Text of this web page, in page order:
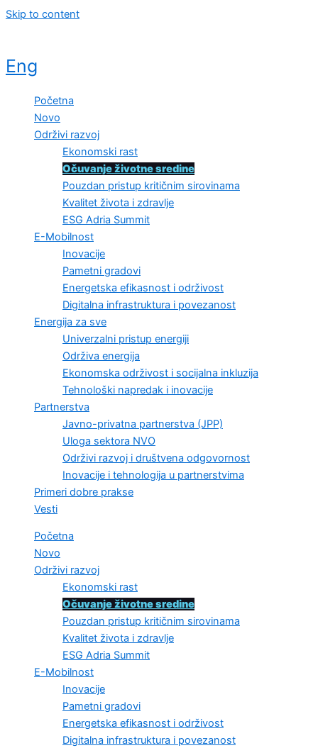
Skip to content
Eng
Početna
Novo
Održivi razvoj
Ekonomski rast
Očuvanje životne sredine
Pouzdan pristup kritičnim sirovinama
Kvalitet života i zdravlje
ESG Adria Summit
E-Mobilnost
Inovacije
Pametni gradovi
Energetska efikasnost i održivost
Digitalna infrastruktura i povezanost
Energija za sve
Univerzalni pristup energiji
Održiva energija
Ekonomska održivost i socijalna inkluzija
Tehnološki napredak i inovacije
Partnerstva
Javno-privatna partnerstva (JPP)
Uloga sektora NVO
Održivi razvoj i društvena odgovornost
Inovacije i tehnologija u partnerstvima
Primeri dobre prakse
Vesti
Početna
Novo
Održivi razvoj
Ekonomski rast
Očuvanje životne sredine
Pouzdan pristup kritičnim sirovinama
Kvalitet života i zdravlje
ESG Adria Summit
E-Mobilnost
Inovacije
Pametni gradovi
Energetska efikasnost i održivost
Digitalna infrastruktura i povezanost